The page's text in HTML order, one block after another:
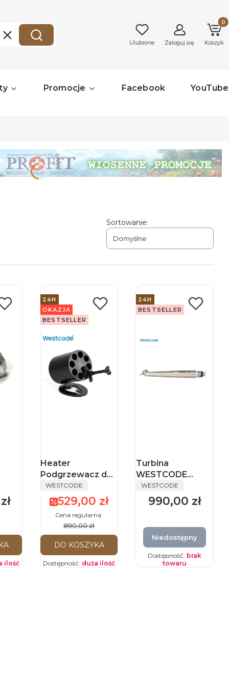
WyczyśćSzukaj Ulubione Zaloguj się Koszyk
Promocje Facebook YouTube
Sortowanie:
Domyślne
)
ilość
24H
OKAZJA
BESTSELLER
Heater
Podgrzewacz do
Kompozytów LED
PRODUCENT
WESTCODE
Cena promocyjna
529,00 zł
Cena regularna:
890,00 zł
DO KOSZYKA
Dostępność: duża ilość
24H
BESTSELLER
Turbina
WESTCODE
X45LG PRO z
generatorem LED
bardzo lekka
PRODUCENT
WESTCODE
Cena
990,00 zł
Niedostępny
Dostępność: brak
towaru